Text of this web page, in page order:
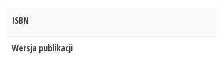
ISBN
Wersja publikacji